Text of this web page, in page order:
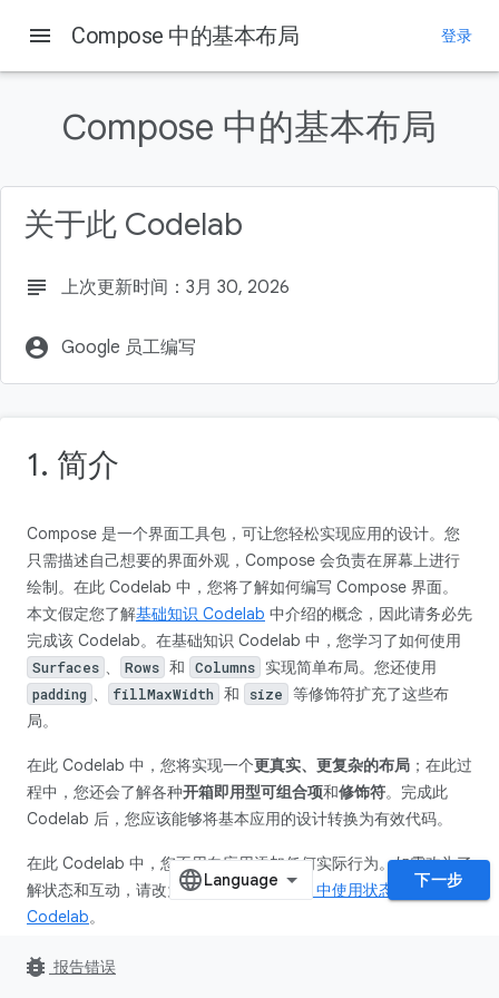
1. 简介
学习内容
构建内容
2. 准备工作
menu Compose 中的基本布局 登录
Compose 中的基本布局
关于此 Codelab
subject 上次更新时间：3月 30, 2026
account_circle Google 员工编写
1. 简介
Compose 是一个界面工具包，可让您轻松实现应用的设计。您
只需描述自己想要的界面外观，Compose 会负责在屏幕上进行
绘制。在此 Codelab 中，您将了解如何编写 Compose 界面。
本文假定您了解基础知识 Codelab 中介绍的概念，因此请务必先
完成该 Codelab。在基础知识 Codelab 中，您学习了如何使用
Surfaces 、 Rows 和 Columns 实现简单布局。您还使用
padding 、 fillMaxWidth 和 size
等修饰符扩充了这些布
局。
在此 Codelab 中，您将实现一个更真实、更复杂的布局 ；在此过
程中，您还会了解各种开箱即用型可组合项和修饰符。完成此
Codelab 后，您应该能够将基本应用的设计转换为有效代码。
在此 Codelab 中，您不用向应用添加任何实际行为。如需改为了
解状态和互动，请改为完成“在 Compose 中使用状态”
Codelab。
如果您在学习此 Codelab 的过程中需要获得更多支持，请查看以
下一步
bug_report 报告错误